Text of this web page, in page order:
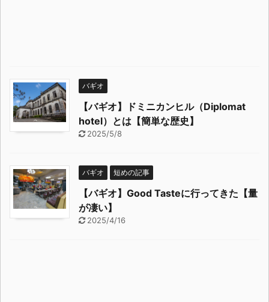
バギオ
【バギオ】ドミニカンヒル（Diplomat
hotel）とは【簡単な歴史】
2025/5/8
バギオ 短めの記事
【バギオ】Good Tasteに行ってきた【量
が凄い】
2025/4/16